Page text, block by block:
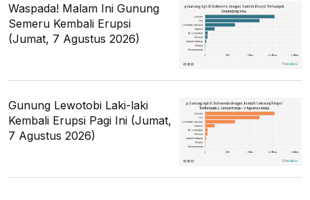
Waspada! Malam Ini Gunung
Semeru Kembali Erupsi
(Jumat, 7 Agustus 2026)
Gunung Lewotobi Laki-laki
Kembali Erupsi Pagi Ini (Jumat,
7 Agustus 2026)